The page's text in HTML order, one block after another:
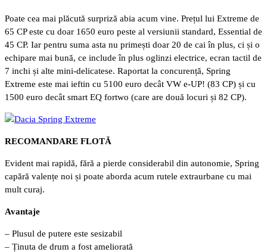
Poate cea mai plăcută surpriză abia acum vine. Prețul lui Extreme de
65 CP este cu doar 1650 euro peste al versiunii standard, Essential de
45 CP. Iar pentru suma asta nu primești doar 20 de cai în plus, ci și o
echipare mai bună, ce include în plus oglinzi electrice, ecran tactil de
7 inchi și alte mini-delicatese. Raportat la concurență, Spring
Extreme este mai ieftin cu 5100 euro decât VW e-UP! (83 CP) și cu
1500 euro decât smart EQ fortwo (care are două locuri și 82 CP).
RECOMANDARE FLOTĂ
Evident mai rapidă, fără a pierde considerabil din autonomie, Spring
capără valențe noi și poate aborda acum rutele extraurbane cu mai
mult curaj.
Avantaje
– Plusul de putere este sesizabil
– Ținuta de drum a fost ameliorată